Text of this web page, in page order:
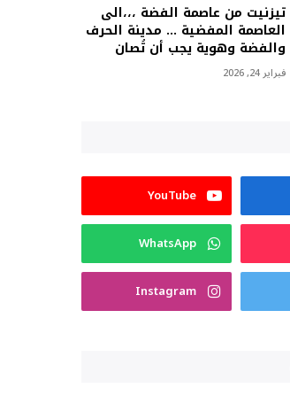
تيزنيت من عاصمة الفضة ،،،الى
العاصمة المفضية … مدينة الحرف
والفضة وهوية يجب أن تُصان
فبراير 24, 2026
YouTube
WhatsApp
Instagram